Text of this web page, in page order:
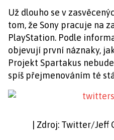
Už dlouho se v
tom, že Sony pracuje na
PlayStation. Podle
objevují první náznaky,
Projekt Spartakus
spíš přejmenováním té
| Zdroj: Twitter/Jeff